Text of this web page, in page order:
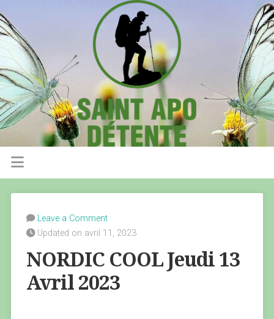
Leave a Comment
Updated on avril 11, 2023
NORDIC COOL Jeudi 13
Avril 2023